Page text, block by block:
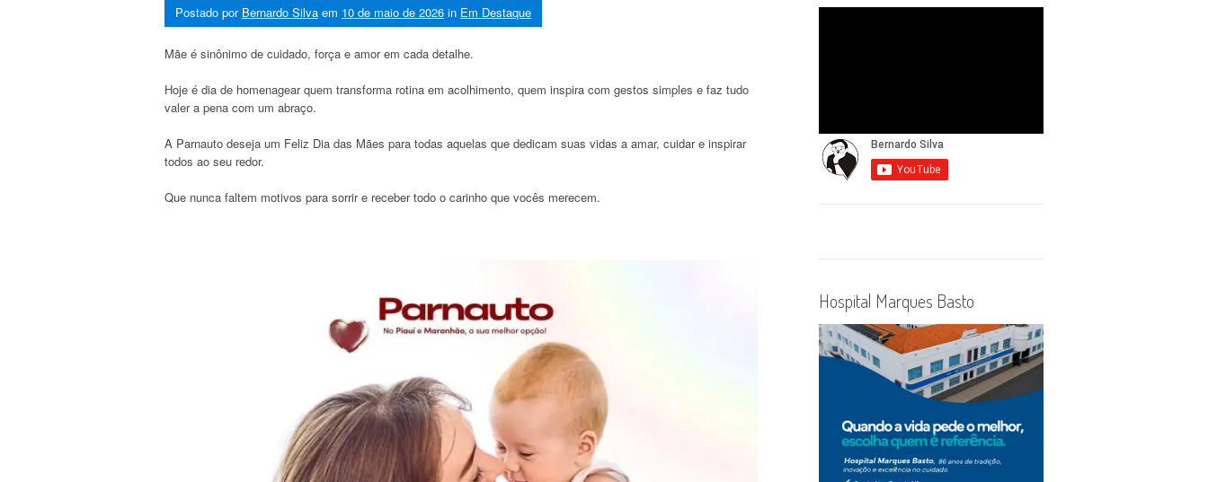
Postado por Bernardo Silva em 10 de maio de 2026 in Em Destaque
Mãe é sinônimo de cuidado, força e amor em cada detalhe.
Hoje é dia de homenagear quem transforma rotina em acolhimento, quem inspira com gestos simples e faz tudo
valer a pena com um abraço.
A Parnauto deseja um Feliz Dia das Mães para todas aquelas que dedicam suas vidas a amar, cuidar e inspirar
todos ao seu redor.
Que nunca faltem motivos para sorrir e receber todo o carinho que vocês merecem.
Hospital Marques Basto